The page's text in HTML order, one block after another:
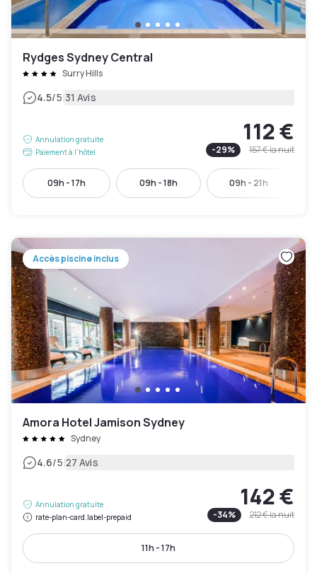
Rydges Sydney Central
Surry Hills
4.5/5|31 Avis
Annulation gratuite
Paiement à l'hôtel
112 €
-29% 157 €la nuit
09h - 17h 09h - 18h 09h - 21h
Accès piscine inclus
Amora Hotel Jamison Sydney
Sydney
4.6/5|27 Avis
Annulation gratuite
rate-plan-card.label-prepaid
142 €
-34% 212 €la nuit
11h - 17h